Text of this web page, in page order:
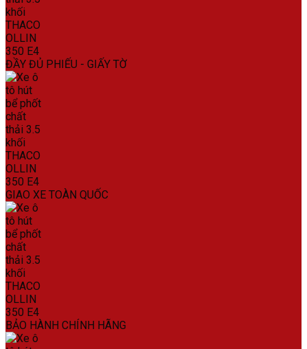
ĐẦY ĐỦ PHIẾU - GIẤY TỜ
GIAO XE TOÀN QUỐC
BẢO HÀNH CHÍNH HÃNG